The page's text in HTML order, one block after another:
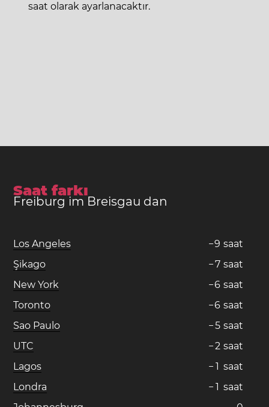
saat olarak ayarlanacaktır.
Saat farkı
Freiburg im Breisgau dan
Los Angeles −9 saat
Şikago
−7 saat
New York
−6 saat
Toronto
−6 saat
Sao Paulo
−5 saat
UTC
−2 saat
Lagos
− 1 saat
Londra
− 1 saat